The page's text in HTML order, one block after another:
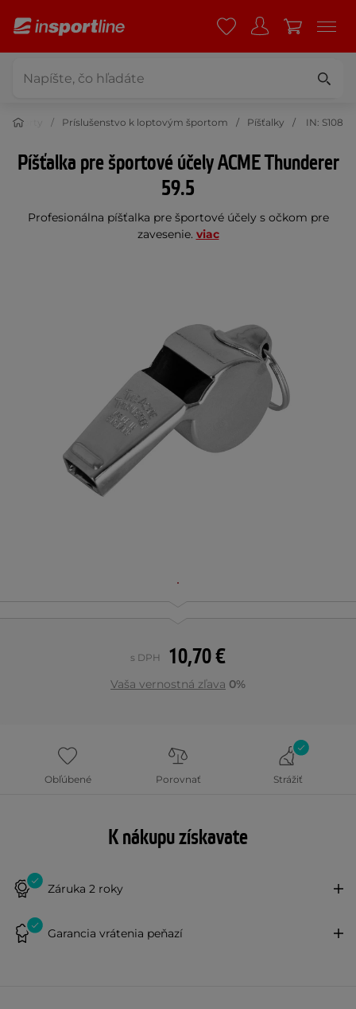
športy Príslušenstvo k loptovým športom Píšťalky IN: S108
Píšťalka pre športové účely ACME Thunderer
59.5
Profesionálna píšťalka pre športové účely s očkom pre
zavesenie. viac
10,70 €
s DPH
Vaša vernostná zľava 0%
Obľúbené Porovnať Strážiť
K nákupu získavate
Záruka 2 roky
Garancia vrátenia peňazí